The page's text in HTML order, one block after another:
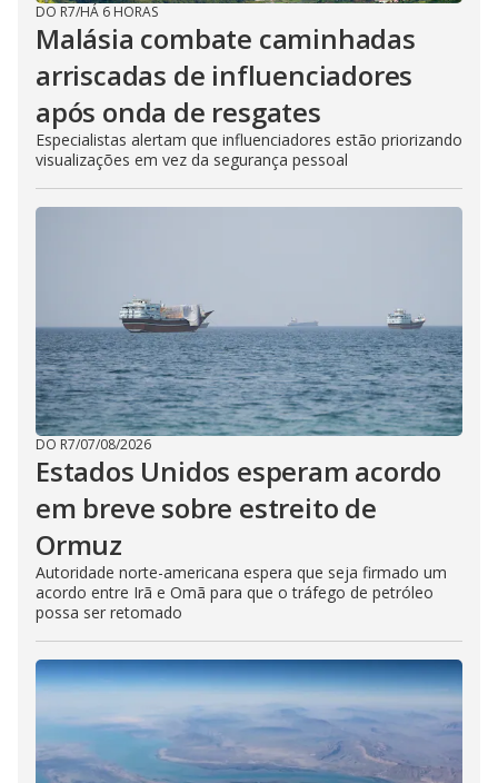
DO R7/HÁ 6 HORAS
Malásia combate caminhadas
arriscadas de influenciadores
após onda de resgates
Especialistas alertam que influenciadores estão priorizando
visualizações em vez da segurança pessoal
DO R7/07/08/2026
Estados Unidos esperam acordo
em breve sobre estreito de
Ormuz
Autoridade norte-americana espera que seja firmado um
acordo entre Irã e Omã para que o tráfego de petróleo
possa ser retomado